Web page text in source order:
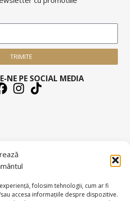
folosim tehnologii, cum ar fi
accesa informațiile despre dispozitive.
TRIMITE
NE PE SOCIAL MEDIA
GOLD SILVER S.R.L.